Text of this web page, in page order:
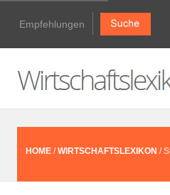
Empfehlungen
HOME /WIRTSCHAFTSLEXIKON /